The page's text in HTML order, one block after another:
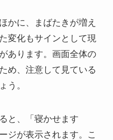
かに、まばたきが増え
変化もサインとして現
あります。画面全体の
め、注意して見ている
う。
と、「寝かせます
ジが表示されます。こ